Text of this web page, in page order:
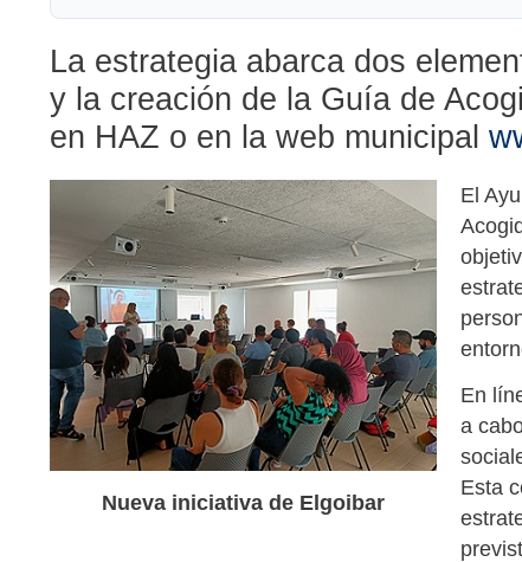
La estrategia abarca dos
y la creación de la Guía de
en HAZ o en la web municipal
Nueva iniciativa de Elgoibar
El
En
a
Esta